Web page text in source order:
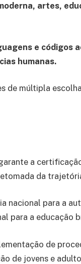
artes,
e códigos
humanas.
de múltipla
a
da
nacional para a
para a educação
de
de jovens e